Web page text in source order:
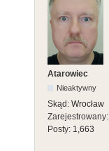
Atarowiec
Nieaktywny
Skąd: Wrocław
Zarejestrowany:
Posty: 1,663